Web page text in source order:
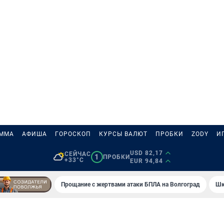
АФИША ГОРОСКОП КУРСЫ ВАЛЮТ ПРОБКИ ZODY
СЕЙЧАС
+33°C
1 ПРОБКИ
USD 82,17
EUR 94,84
Прощание с жертвами атаки БПЛА на Волгоград